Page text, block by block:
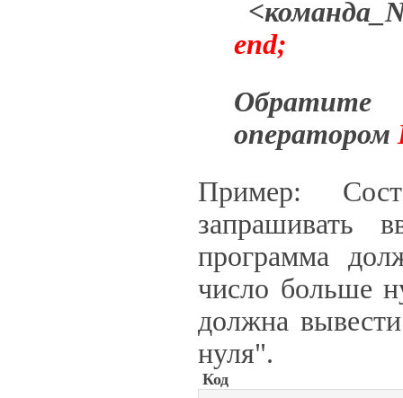
end;
оператором
Пример:
запрашивать
программа
число больше
должна
нуля".
Код